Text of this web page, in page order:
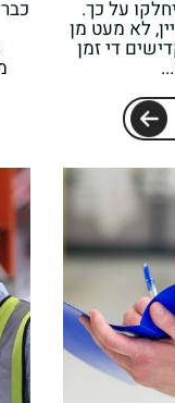
על כך.
לא מעט מן
די זמן